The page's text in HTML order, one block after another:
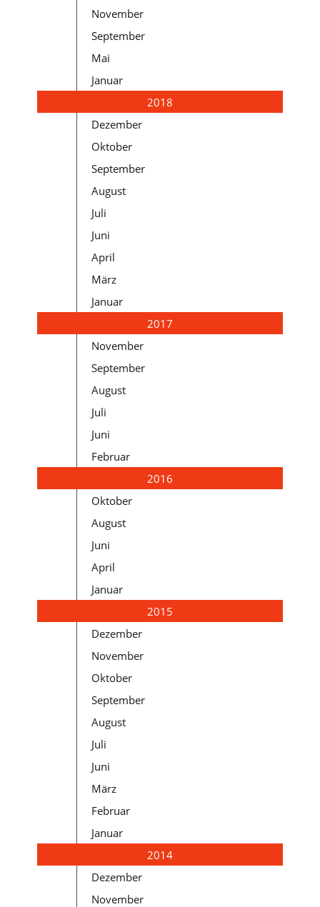
November
September
Mai
Januar
2018
Dezember
Oktober
September
August
Juli
Juni
April
März
Januar
2017
November
September
August
Juli
Juni
Februar
2016
Oktober
August
Juni
April
Januar
2015
Dezember
November
Oktober
September
August
Juli
Juni
März
Februar
Januar
2014
Dezember
November